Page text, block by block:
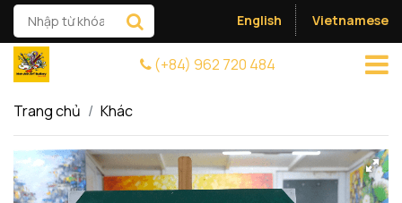
English Vietnamese
(+84) 962 720 484
Trang chủ Khác